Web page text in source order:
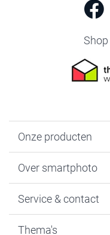
Onze producten
Fotoboeken
Fotocadeaus
Over smartphoto
Vacatures
Service & contact
Thema's